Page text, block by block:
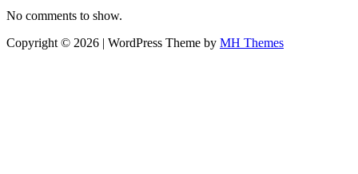
No comments to show.
Copyright © 2026 | WordPress Theme by MH Themes